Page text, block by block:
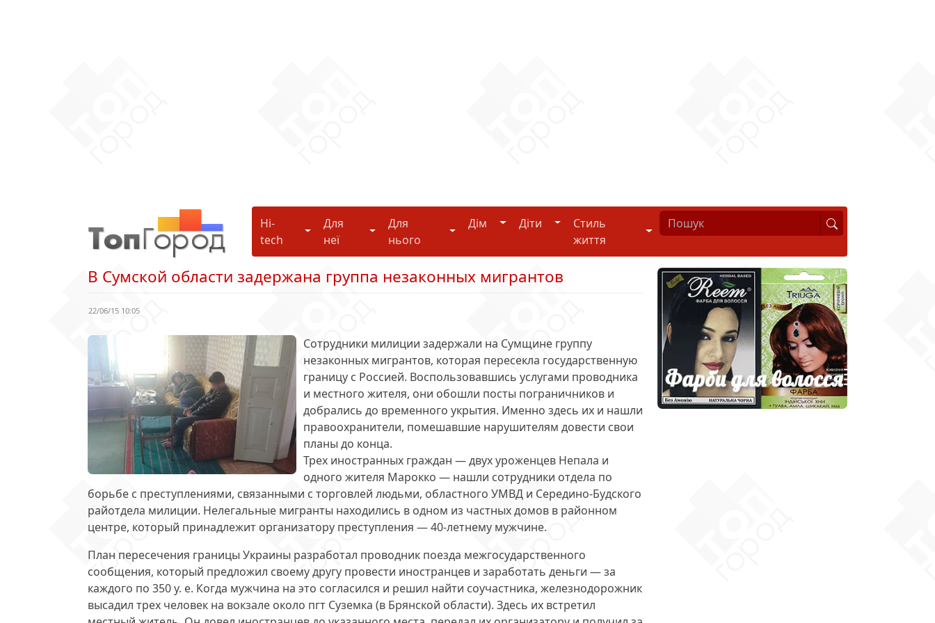
Hi-
tech
Hi-tech
Для
неї
Для неї
Для
нього
Для нього
Дім Дім Діти ДітиСтиль
життя
Стиль життя
В Сумской области задержана группа незаконных мигрантов
22/06/15 10:05
Сотрудники милиции задержали на Сумщине группу
незаконных мигрантов, которая пересекла государственную
границу с Россией. Воспользовавшись услугами проводника
и местного жителя, они обошли посты пограничников и
добрались до временного укрытия. Именно здесь их и нашли
правоохранители, помешавшие нарушителям довести свои
планы до конца.
Трех иностранных граждан —двух уроженцев Непала и
одного жителя Марокко — нашли сотрудники отдела по
борьбе с преступлениями, связанными с торговлей людьми, областного УМВД и Середино-Будского
райотдела милиции. Нелегальные мигранты находились в одном из частных домов в районном
центре, который принадлежит организатору преступления — 40-летнему мужчине.
План пересечения границы Украины разработал проводник поезда межгосударственного
сообщения, который предложил своему другу провести иностранцев и заработать деньги —за
каждого по 350 у. е. Когда мужчина на это согласился и решил найти соучастника, железнодорожник
высадил трех человек на вокзале около пгт Суземка (в Брянской области). Здесь их встретил